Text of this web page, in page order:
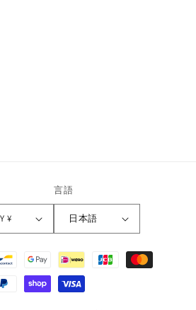
日本 | JPY ¥
言語
日本語